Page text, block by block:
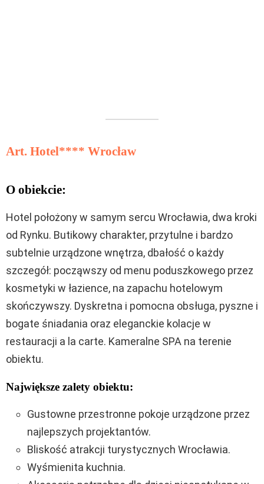
Art. Hotel**** Wrocław
O obiekcie:
Hotel położony w samym sercu Wrocławia, dwa kroki
od Rynku. Butikowy charakter, przytulne i bardzo
subtelnie urządzone wnętrza, dbałość o każdy
szczegół: począwszy od menu poduszkowego przez
kosmetyki w łazience, na zapachu hotelowym
skończywszy. Dyskretna i pomocna obsługa, pyszne i
bogate śniadania oraz eleganckie kolacje w
restauracji a la carte. Kameralne SPA na terenie
obiektu.
Największe zalety obiektu:
Gustowne przestronne pokoje urządzone przez
najlepszych projektantów.
Bliskość atrakcji turystycznych Wrocławia.
Wyśmienita kuchnia.